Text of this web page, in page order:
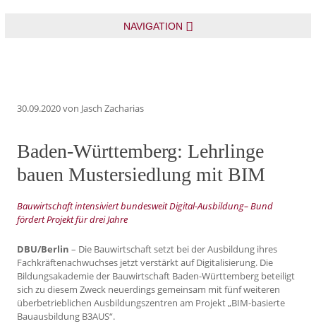
NAVIGATION
30.09.2020von Jasch Zacharias
Baden-Württemberg: Lehrlinge
bauen Mustersiedlung mit BIM
Bauwirtschaft intensiviert bundesweit Digital-Ausbildung– Bund
fördert Projekt für drei Jahre
DBU/Berlin – Die Bauwirtschaft setzt bei der Ausbildung ihres
Fachkräftenachwuchses jetzt verstärkt auf Digitalisierung. Die
Bildungsakademie der Bauwirtschaft Baden-Württemberg beteiligt
sich zu diesem Zweck neuerdings gemeinsam mit fünf weiteren
überbetrieblichen Ausbildungszentren am Projekt „BIM-basierte
Bauausbildung B3AUS“.